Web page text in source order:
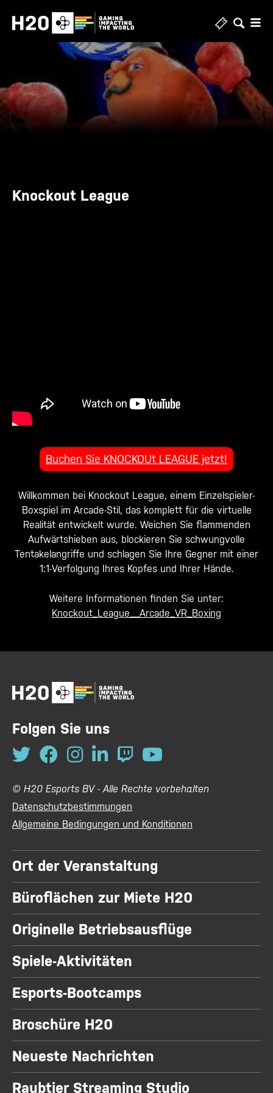
Inhalt
Knockout League
Buchen Sie KNOCKOUt LEAGUE jetzt!
Willkommen bei Knockout League, einem Einzelspieler-
Boxspiel im Arcade-Stil, das komplett für die virtuelle
Realität entwickelt wurde. Weichen Sie flammenden
Aufwärtshieben aus, blockieren Sie schwungvolle
Tentakelangriffe und schlagen Sie Ihre Gegner mit einer
1:1-Verfolgung Ihres Kopfes und Ihrer Hände.
Weitere Informationen finden Sie unter:
Knockout_League__Arcade_VR_Boxing
Folgen Sie uns
© H20 Esports BV - Alle Rechte vorbehalten
Datenschutzbestimmungen
Allgemeine Bedingungen und Konditionen
Ort der Veranstaltung
Büroflächen zur Miete H20
Originelle Betriebsausflüge
Spiele-Aktivitäten
Esports-Bootcamps
Broschüre H20
Neueste Nachrichten
Raubtier Streaming Studio